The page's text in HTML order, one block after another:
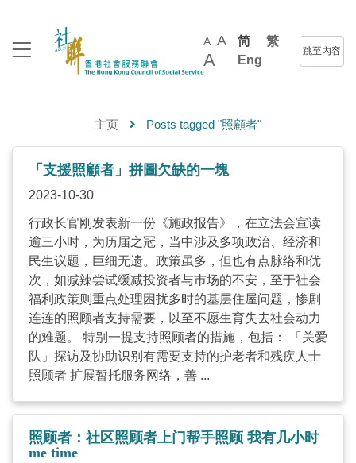
A A
A
简
繁
Eng
跳至內容
主页 Posts tagged "照顧者"
「支援照顧者」拼圖欠缺的一塊
2023-10-30
行政长官刚发表新一份《施政报告》，在立法会宣读
逾三小时，为历届之冠，当中涉及多项政治、经济和
民生议题，巨细无遗。政策虽多，但也有点脉络和优
次，如减辣尝试缓减投资者与巿场的不安，至于社会
福利政策则重点处理困扰多时的基层住屋问题，惨剧
连连的照顾者支持需要，以至不愿生育失去社会动力
的难题。 特别一提支持照顾者的措施，包括： 「关爱
队」探访及协助识别有需要支持的护老者和残疾人士
照顾者 扩展暂托服务网络，善 ...
照顾者：社区照顾者上门帮手照顾 我有几小时
me time